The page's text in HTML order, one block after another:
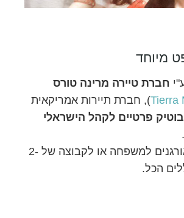
מיוחד
חברת טיירה מרינה טורס
Tierra), חברת תיירות אמריקאית
בוטיק פרטיים לקהל הישראלי
אלו טיולים מאורגנים למשפחה או לקבוצה של 2-